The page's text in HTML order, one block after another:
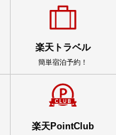
楽天トラベル
簡単宿泊予約！
楽天PointClub